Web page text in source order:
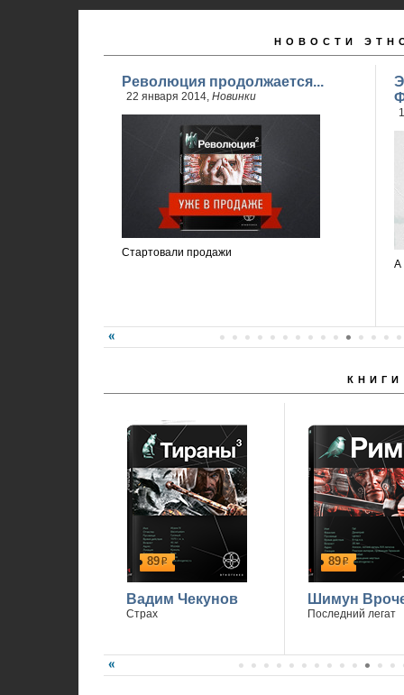
НОВОСТИ
Революция продолжается...
22 января 2014, Новинки
Стартовали продажи
А
КНИГИ
89р
Вадим Чекунов
Страх
89р
Шимун
Последний легат